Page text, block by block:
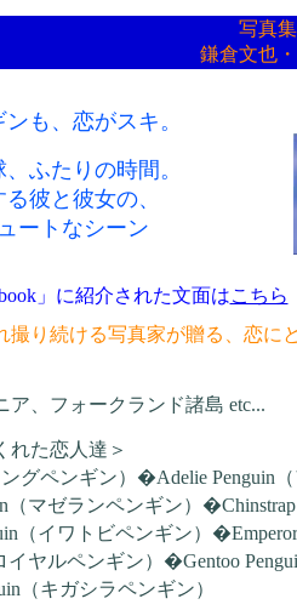
写真
鎌倉文也
も、恋がスキ。
ふたりの時間。
彼と彼女の、
ートなシーン
」に紹介された文面はこちら
撮り続ける写真家が贈る、恋に
ア、フォークランド諸島 etc...
れた恋人達＞
グペンギン）�Adelie Penguin
（マゼランペンギン）
（イワトビペンギン）
イヤルペンギン）�Gentoo
（キガシラペンギン）